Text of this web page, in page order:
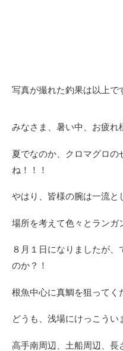
写真が撮れた釣果は以上で
みなさま、暑い中、お疲れ
夏でなのか、クロマグロの
ね！！！
やはり、皆様の腕は一流と
場所を考えて色々とランガ
８月１日になりましたが
のか？！
根魚中心に真鯛を狙ってく
どうも、浅場にけっこうい
高手南周辺、土船周辺、長